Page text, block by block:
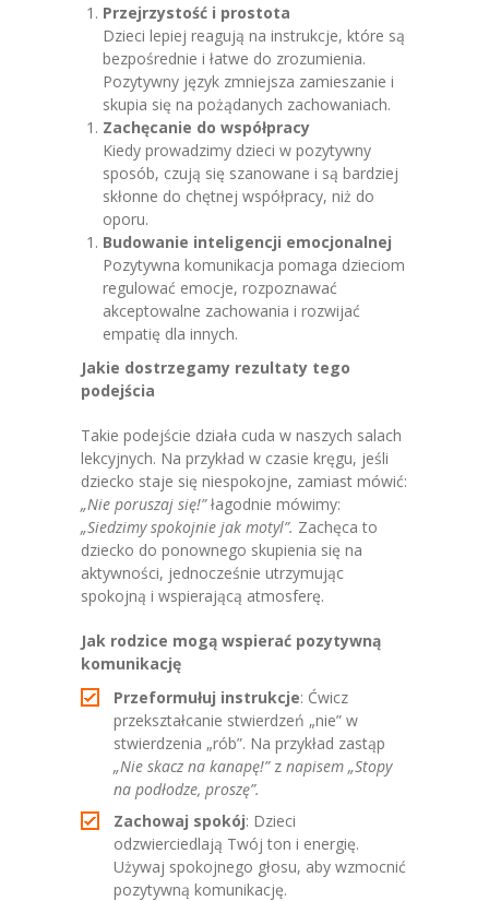
Przejrzystość i prostota
Dzieci lepiej reagują na instrukcje, które są
bezpośrednie i łatwe do zrozumienia.
Pozytywny język zmniejsza zamieszanie i
skupia się na pożądanych zachowaniach.
Zachęcanie do współpracy
Kiedy prowadzimy dzieci w pozytywny
sposób, czują się szanowane i są bardziej
skłonne do chętnej współpracy, niż do
oporu.
Budowanie inteligencji emocjonalnej
Pozytywna komunikacja pomaga dzieciom
regulować emocje, rozpoznawać
akceptowalne zachowania i rozwijać
empatię dla innych.
Jakie dostrzegamy rezultaty tego
podejścia
Takie podejście działa cuda w naszych salach
lekcyjnych. Na przykład w czasie kręgu, jeśli
dziecko staje się niespokojne, zamiast mówić:
„Nie poruszaj się!”łagodnie mówimy:
„Siedzimy spokojnie jak motyl”. Zachęca to
dziecko do ponownego skupienia się na
aktywności, jednocześnie utrzymując
spokojną i wspierającą atmosferę.
Jak rodzice mogą wspierać pozytywną
komunikację
Przeformułuj instrukcje: Ćwicz
przekształcanie stwierdzeń „nie” w
stwierdzenia „rób”. Na przykład zastąp
„Nie skacz na kanapę!”z napisem „Stopy
na podłodze, proszę”.
Zachowaj spokój: Dzieci
odzwierciedlają Twój ton i energię.
Używaj spokojnego głosu, aby wzmocnić
pozytywną komunikację.